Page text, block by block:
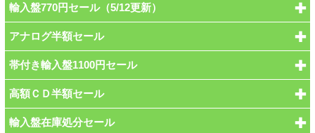
輸入盤770円セール（5/12更新）
アナログ半額セール
帯付き輸入盤1100円セール
高額ＣＤ半額セール
輸入盤在庫処分セール